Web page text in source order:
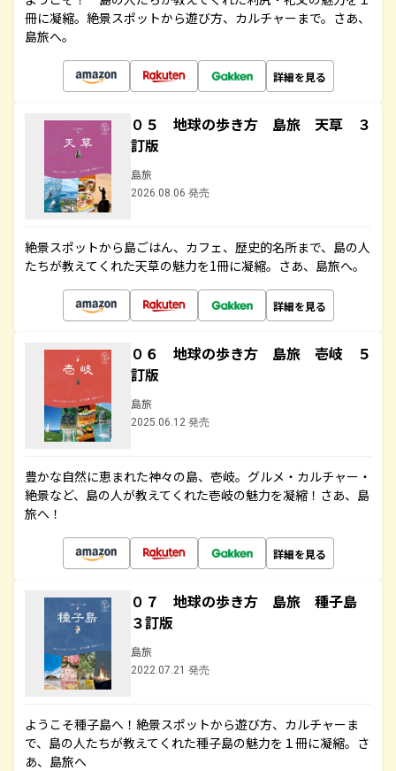
冊に凝縮。絶景スポットから遊び方、カルチャーまで。さあ、
島旅へ。
詳細を見る
０５ 地球の歩き方 島旅 天草 ３
訂版
島旅
2026.08.06 発売
絶景スポットから島ごはん、カフェ、歴史的名所まで、島の人
たちが教えてくれた天草の魅力を1冊に凝縮。さあ、島旅へ。
詳細を見る
０６ 地球の歩き方 島旅 壱岐 ５
訂版
島旅
2025.06.12 発売
豊かな自然に恵まれた神々の島、壱岐。グルメ・カルチャー・
絶景など、島の人が教えてくれた壱岐の魅力を凝縮！さあ、島
旅へ！
詳細を見る
０７ 地球の歩き方 島旅 種子島
３訂版
島旅
2022.07.21 発売
ようこそ種子島へ！絶景スポットから遊び方、カルチャーま
で、島の人たちが教えてくれた種子島の魅力を１冊に凝縮。さ
あ、島旅へ